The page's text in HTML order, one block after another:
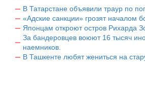
В Татарстане объявили траур по
«Адские санкции» грозят началом
Японцам откроют остров Рихарда
За бандеровцев воюют 16 тысяч
наемников.
В Ташкенте любят жениться на